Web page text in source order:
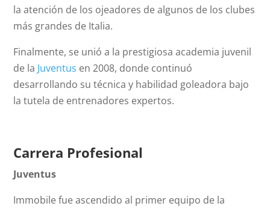
la atención de los ojeadores de algunos de los clubes
más grandes de Italia.
Finalmente, se unió a la prestigiosa academia juvenil
de la Juventus en 2008, donde continuó
desarrollando su técnica y habilidad goleadora bajo
la tutela de entrenadores expertos.
Carrera Profesional
Juventus
Immobile fue ascendido al primer equipo de la